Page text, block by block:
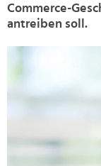
Commerce-
antreiben soll.